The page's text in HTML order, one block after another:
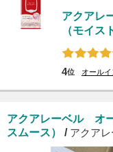
アクアレ
（モイス
4位 オール
アクアレーベル オ
スムース）
/ アクア